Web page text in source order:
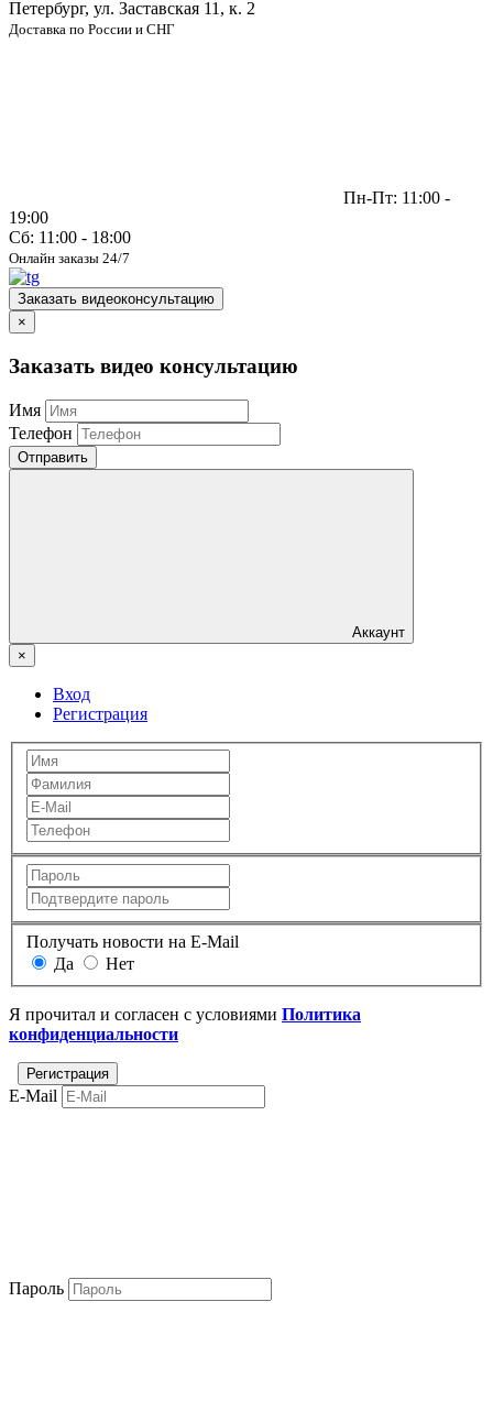
Петербург, ул. Заставская 11, к. 2
Доставка по России и СНГ
Пн-Пт: 11:00 -
19:00
Сб: 11:00 - 18:00
Онлайн заказы 24/7
Заказать видеоконсультацию
×
Заказать видео консультацию
Имя
Телефон
Отправить
Аккаунт
×
Вход
Регистрация
Получать новости на E-Mail
Да
Нет
Я прочитал и согласен с условиями Политика
конфиденциальности
E-Mail
Пароль